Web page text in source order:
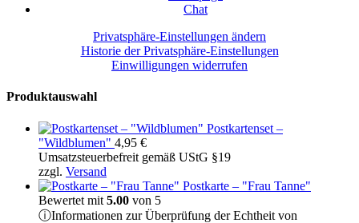
Chat
Privatsphäre-Einstellungen ändern
Historie der Privatsphäre-Einstellungen
Einwilligungen widerrufen
Produktauswahl
Postkartenset –
"Wildblumen" 4,95 €
Umsatzsteuerbefreit gemäß UStG §19
zzgl. Versand
Postkarte – "Frau Tanne"
Bewertet mit 5.00 von 5
ⓘInformationen zur Überprüfung der Echtheit von